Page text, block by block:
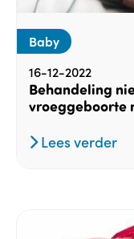
Baby
16-12-2022
Behandeling
vroeggeboorte
Lees verder